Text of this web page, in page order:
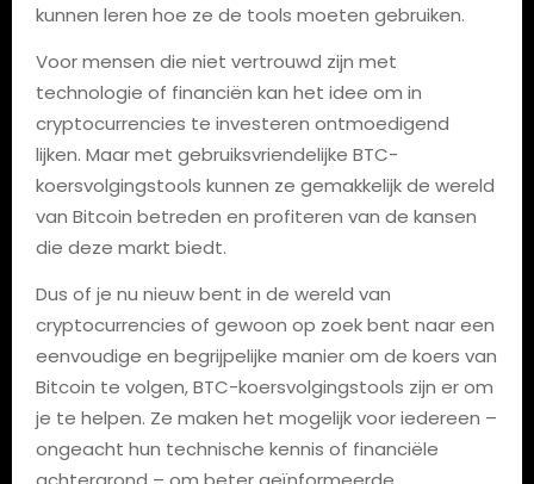
kunnen leren hoe ze de tools moeten gebruiken.
Voor mensen die niet vertrouwd zijn met
technologie of financiën kan het idee om in
cryptocurrencies te investeren ontmoedigend
lijken. Maar met gebruiksvriendelijke BTC-
koersvolgingstools kunnen ze gemakkelijk de wereld
van Bitcoin betreden en profiteren van de kansen
die deze markt biedt.
Dus of je nu nieuw bent in de wereld van
cryptocurrencies of gewoon op zoek bent naar een
eenvoudige en begrijpelijke manier om de koers van
Bitcoin te volgen, BTC-koersvolgingstools zijn er om
je te helpen. Ze maken het mogelijk voor iedereen –
ongeacht hun technische kennis of financiële